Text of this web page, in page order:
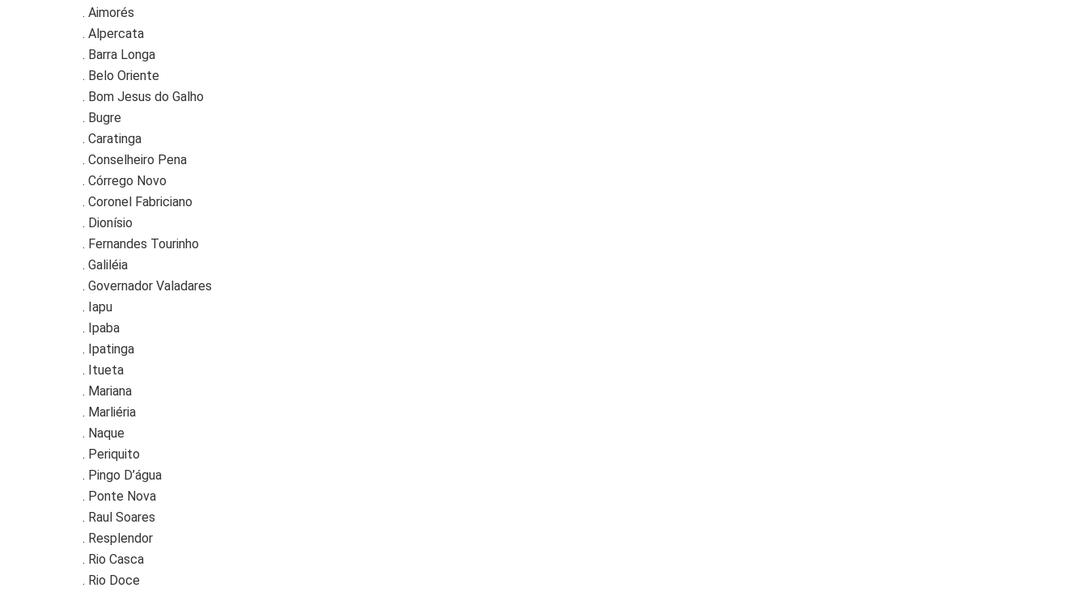
. Aimorés
. Alpercata
. Barra Longa
. Belo Oriente
. Bom Jesus do Galho
. Bugre
. Caratinga
. Conselheiro Pena
. Córrego Novo
. Coronel Fabriciano
. Dionísio
. Fernandes Tourinho
. Galiléia
. Governador Valadares
. Iapu
. Ipaba
. Ipatinga
. Itueta
. Mariana
. Marliéria
. Naque
. Periquito
. Pingo D’água
. Ponte Nova
. Raul Soares
. Resplendor
. Rio Casca
. Rio Doce